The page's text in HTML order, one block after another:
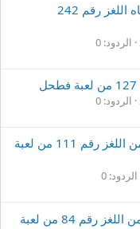
جواب لغز شجرة تنمو بالقرب من المياه اللغز رقم 242
الردود: 0
الردود: 0
اجابة لغز نبي قتله قومه داخل شجرة من اللغز رقم 111 من لعبة
الردود: 0
اجابة لغزشجرة تنبت في قعر الجحيم من اللغز رقم 84 من لعبة